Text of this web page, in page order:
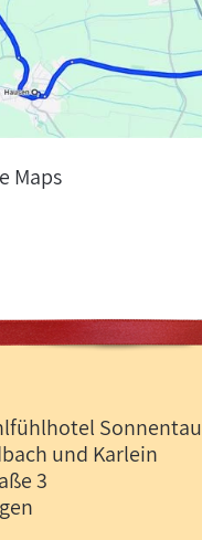
Maps
Sonnentau
und Karlein
3